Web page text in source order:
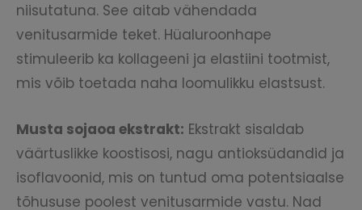
niisutatuna. See aitab vähendada
venitusarmide teket. Hüaluroonhape
stimuleerib ka kollageeni ja elastiini tootmist,
mis võib toetada naha loomulikku elastsust.
Musta sojaoa ekstrakt: Ekstrakt sisaldab
väärtuslikke koostisosi, nagu antioksüdandid ja
isoflavoonid, mis on tuntud oma potentsiaalse
tõhususe poolest venitusarmide vastu. Nad